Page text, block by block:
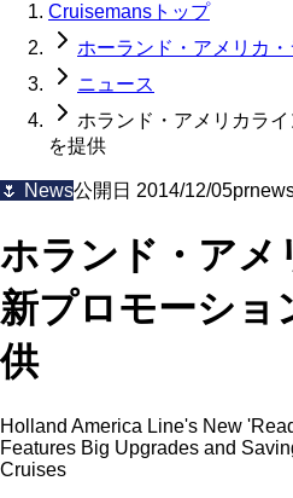
Cruisemansトップ
ホーランド・アメリカ
ニュース
ホランド・アメリカラ
を提供
🌷 News公開日 2014/12/05
ホランド・アメ
新プロモーショ
供
Holland America Line's New
Features Big Upgrades and
Cruises